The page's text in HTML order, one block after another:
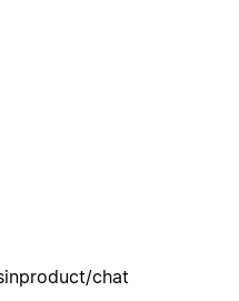
chat